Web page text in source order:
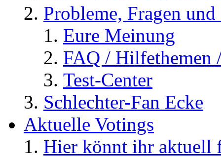
Probleme, Fragen
Eure Meinung
FAQ / Hilfethemen
Test-Center
Schlechter-Fan Ecke
Aktuelle Votings
Hier könnt ihr aktuell